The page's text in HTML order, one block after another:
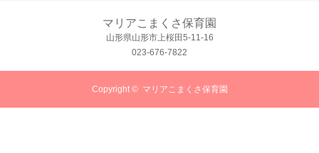
マリアこまくさ保育園
山形県山形市上桜田5-11-16
023-676-7822
Copyright © マリアこまくさ保育園